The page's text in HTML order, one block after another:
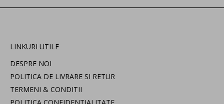
LINKURI UTILE
DESPRE NOI
POLITICA DE LIVRARE SI RETUR
TERMENI & CONDITII